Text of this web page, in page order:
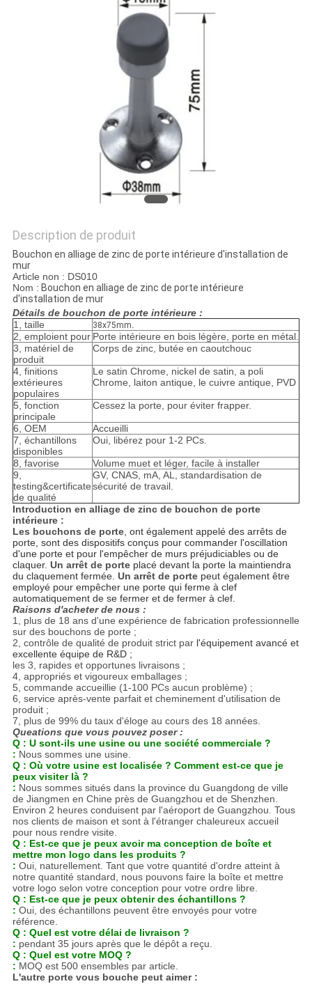
Description de produit
Bouchon en alliage de zinc de porte intérieure d'installation de
mur
Article non : DS010
Nom : Bouchon en alliage de zinc de porte intérieure
d'installation de mur
Détails de bouchon de porte intérieure :
1, taille
38x75mm.
2, emploient pour Porte intérieure en bois légère, porte en métal.
3, matériel de
produit
Corps de zinc, butée en caoutchouc
4, finitions
extérieures
populaires
Le satin Chrome, nickel de satin, a poli
Chrome, laiton antique, le cuivre antique, PVD
5, fonction
principale
Cessez la porte, pour éviter frapper.
6, OEM
Accueilli
7, échantillons
disponibles
Oui, libérez pour 1-2 PCs.
8, favorise
Volume muet et léger, facile à installer
9,
testing&certificate
de qualité
GV, CNAS, mA, AL, standardisation de
sécurité de travail.
Introduction en alliage de zinc de bouchon de porte
intérieure :
Les bouchons de porte, ont également appelé des arrêts de
porte, sont des dispositifs conçus pour commander l'oscillation
d'une porte et pour l'empêcher de murs préjudiciables ou de
claquer. Un arrêt de porte placé devant la porte la maintiendra
du claquement fermée. Un arrêt de porte peut également être
employé pour empêcher une porte qui ferme à clef
automatiquement de se fermer et de fermer à clef.
Raisons d'acheter de nous :
1, plus de 18 ans d'une expérience de fabrication professionnelle
sur des bouchons de porte ;
2, contrôle de qualité de produit strict par l'équipement avancé et
excellente équipe de R&D ;
les 3, rapides et opportunes livraisons ;
4, appropriés et vigoureux emballages ;
5, commande accueillie (1-100 PCs aucun problème) ;
6, service après-vente parfait et cheminement d'utilisation de
produit ;
7, plus de 99% du taux d'éloge au cours des 18 années.
Queations que vous pouvez poser :
Q : U sont-ils une usine ou une société commerciale ?
: Nous sommes une usine.
Q : Où votre usine est localisée ? Comment est-ce que je
peux visiter là ?
: Nous sommes situés dans la province du Guangdong de ville
de Jiangmen en Chine près de Guangzhou et de Shenzhen.
Environ 2 heures conduisent par l'aéroport de Guangzhou. Tous
nos clients de maison et sont à l'étranger chaleureux accueil
pour nous rendre visite.
Q : Est-ce que je peux avoir ma conception de boîte et
mettre mon logo dans les produits ?
: Oui, naturellement. Tant que votre quantité d'ordre atteint à
notre quantité standard, nous pouvons faire la boîte et mettre
votre logo selon votre conception pour votre ordre libre.
Q : Est-ce que je peux obtenir des échantillons ?
: Oui, des échantillons peuvent être envoyés pour votre
référence.
Q : Quel est votre délai de livraison ?
: pendant 35 jours après que le dépôt a reçu.
Q : Quel est votre MOQ ?
: MOQ est 500 ensembles par article.
L'autre porte vous bouche peut aimer :